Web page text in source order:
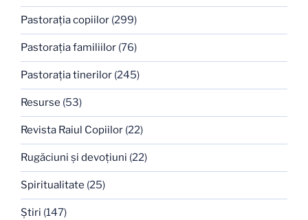
Pastoraţia copiilor (299)
Pastoraţia familiilor (76)
Pastoraţia tinerilor (245)
Resurse (53)
Revista Raiul Copiilor (22)
Rugăciuni şi devoţiuni (22)
Spiritualitate (25)
Ştiri (147)